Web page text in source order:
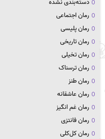
دسته‌بندی نشده
رمان اجتماعی
رمان پلیسی
رمان تاریخی
رمان تخیلی
رمان ترسناک
رمان طنز
رمان عاشقانه
رمان غم انگیز
رمان فانتزی
رمان کل‌کلی